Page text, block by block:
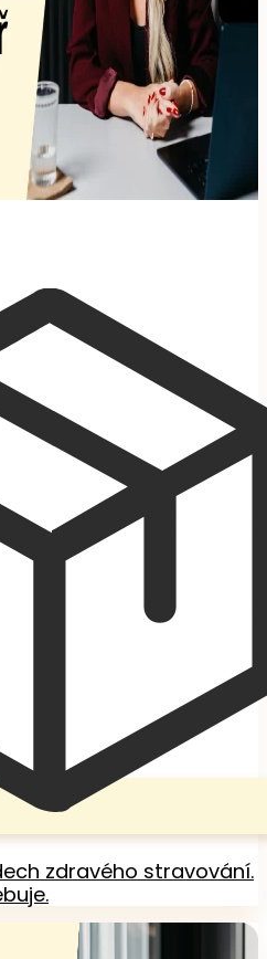
zdravého stravování.